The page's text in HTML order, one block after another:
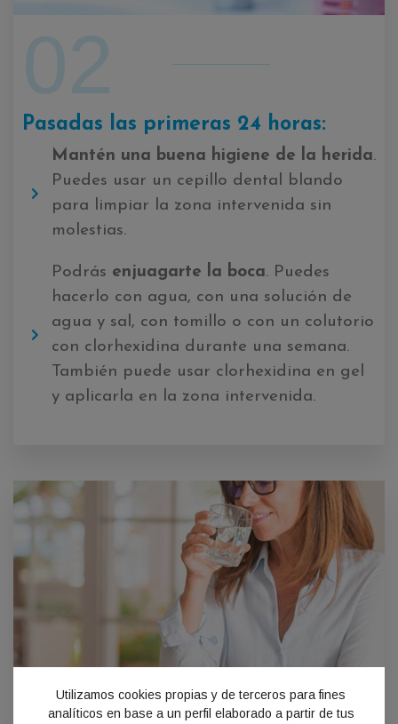
Pasadas las primeras 24 horas:
Mantén una buena higiene de la herida.
Puedes usar un cepillo dental blando
para limpiar la zona intervenida sin
molestias.
Podrás enjuagarte la boca. Puedes
hacerlo con agua, con una solución de
agua y sal, con tomillo o con un colutorio
con clorhexidina durante una semana.
También puede usar clorhexidina en gel
y aplicarla en la zona intervenida.
Utilizamos cookies propias y de terceros para fines
analíticos en base a un perfil elaborado a partir de tus